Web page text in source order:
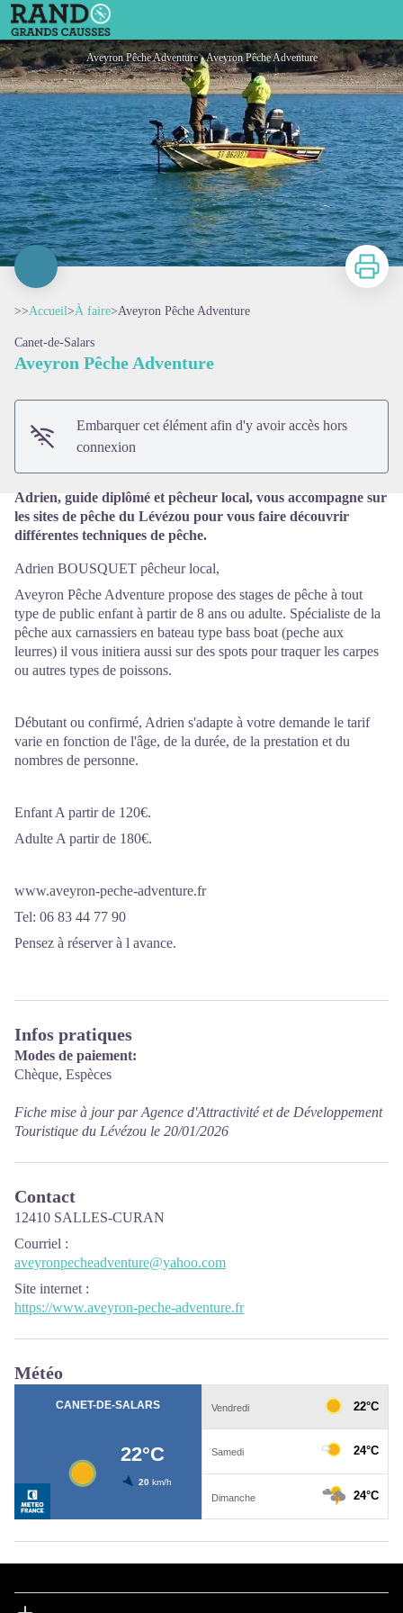
Aveyron Pêche Adventure
Aveyron Pêche Adventure - Aveyron Pêche Adventure
Imprimer
>>Accueil>À faire>Aveyron Pêche Adventure
Canet-de-Salars
Aveyron Pêche Adventure
Embarquer cet élément afin d'y avoir accès hors
connexion
Adrien, guide diplômé et pêcheur local, vous accompagne sur
les sites de pêche du Lévézou pour vous faire découvrir
différentes techniques de pêche.
Adrien BOUSQUET pêcheur local,
Aveyron Pêche Adventure propose des stages de pêche à tout
type de public enfant à partir de 8 ans ou adulte. Spécialiste de la
pêche aux carnassiers en bateau type bass boat (peche aux
leurres) il vous initiera aussi sur des spots pour traquer les carpes
ou autres types de poissons.
Débutant ou confirmé, Adrien s'adapte à votre demande le tarif
varie en fonction de l'âge, de la durée, de la prestation et du
nombres de personne.
Enfant A partir de 120€.
Adulte A partir de 180€.
www.aveyron-peche-adventure.fr
Tel: 06 83 44 77 90
Pensez à réserver à l avance.
Infos pratiques
Modes de paiement:
Chèque, Espèces
Fiche mise à jour par Agence d'Attractivité et de Développement
Touristique du Lévézou le 20/01/2026
Contact
12410 SALLES-CURAN
Courriel :
aveyronpecheadventure@yahoo.com
Site internet :
https://www.aveyron-peche-adventure.fr
Météo